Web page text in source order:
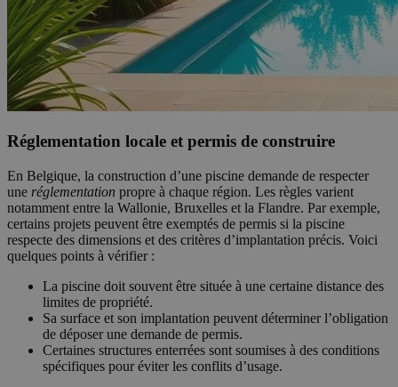
Réglementation locale et permis de construire
En Belgique, la construction d’une piscine demande de respecter
une réglementation propre à chaque région. Les règles varient
notamment entre la Wallonie, Bruxelles et la Flandre. Par exemple,
certains projets peuvent être exemptés de permis si la piscine
respecte des dimensions et des critères d’implantation précis. Voici
quelques points à vérifier :
La piscine doit souvent être située à une certaine distance des
limites de propriété.
Sa surface et son implantation peuvent déterminer l’obligation
de déposer une demande de permis.
Certaines structures enterrées sont soumises à des conditions
spécifiques pour éviter les conflits d’usage.